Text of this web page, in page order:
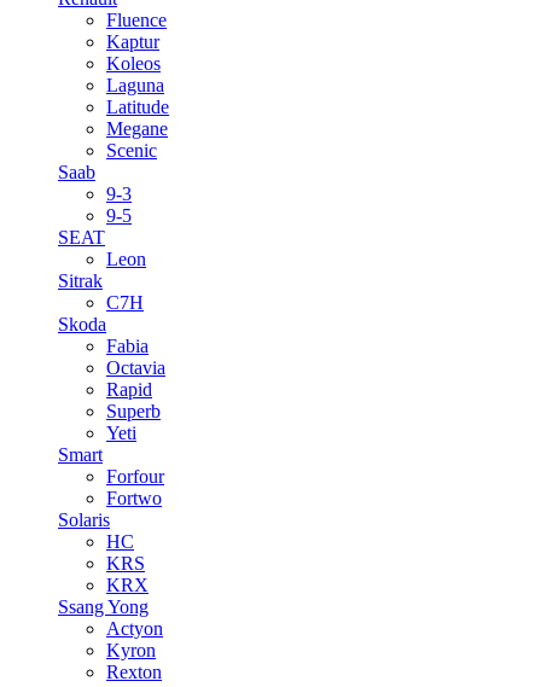
Fluence
Kaptur
Koleos
Laguna
Latitude
Megane
Scenic
Saab
9-3
9-5
SEAT
Leon
Sitrak
C7H
Skoda
Fabia
Octavia
Rapid
Superb
Yeti
Smart
Forfour
Fortwo
Solaris
HC
KRS
KRX
Ssang Yong
Actyon
Kyron
Rexton